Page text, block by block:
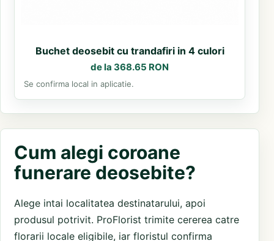
Buchet deosebit cu trandafiri in 4 culori
de la 368.65 RON
Se confirma local in aplicatie.
Cum alegi coroane
funerare deosebite?
Alege intai localitatea destinatarului, apoi
produsul potrivit. ProFlorist trimite cererea catre
florarii locale eligibile, iar floristul confirma